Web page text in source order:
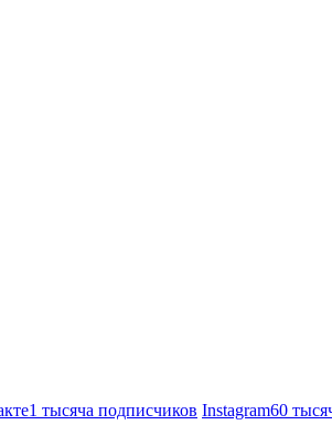
1 тысяча подписчиков Instagram60